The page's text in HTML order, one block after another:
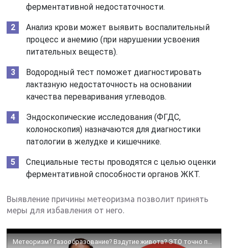
ферментативной недостаточности.
Анализ крови может выявить воспалительный
процесс и анемию (при нарушении усвоения
питательных веществ).
Водородный тест поможет диагностировать
лактазную недостаточность на основании
качества переваривания углеводов.
Эндоскопические исследования (ФГДС,
колоноскопия) назначаются для диагностики
патологии в желудке и кишечнике.
Специальные тесты проводятся с целью оценки
ферментативной способности органов ЖКТ.
Выявление причины метеоризма позволит принять
меры для избавления от него.
Метеоризм? Газообразование? Вздутие живота? ЭТО точно поможет🙌